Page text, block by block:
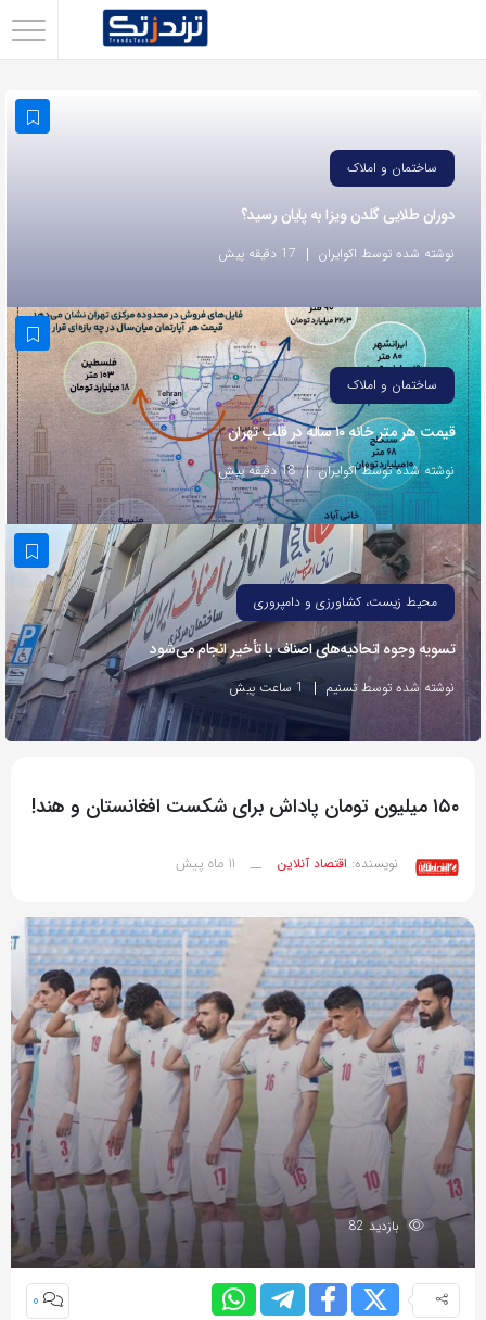
استفاده
روش‌های
زیر
این
صفحه
را
با
دوستان
خود
اشتراک
بگذارید.
کپی
لینک
ساختمان و املاک
دوران طلایی گلدن ویزا به پایان رسید؟
نوشته شده توسط اکوایران 17 دقیقه پیش
ساختمان و املاک
قیمت هر متر خانه ۱۰ ساله در قلب تهران
نوشته شده توسط اکوایران 18 دقیقه پیش
محیط زیست، کشاورزی و دامپروری
تسویه وجوه اتحادیه‌های اصناف با تأخیر انجام می‌شود
نوشته شده توسط تسنیم 1 ساعت پیش
۱۵۰ میلیون تومان پاداش برای شکست افغانستان و هند!
نویسنده: اقتصاد آنلاین __ 11 ماه پیش
بازدید 82
0